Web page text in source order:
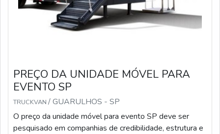
PREÇO DA UNIDADE MÓVEL PARA
EVENTO SP
TRUCKVAN / GUARULHOS - SP
O preço da unidade móvel para evento SP deve ser
pesquisado em companhias de credibilidade, estrutura e